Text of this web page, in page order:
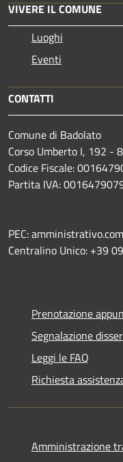
VIVERE IL COMUNE
Luoghi
Eventi
CONTATTI
Comune di Badolato
Corso Umberto I, 192 -
Codice Fiscale:
Partita IVA:
PEC:
Centralino Unico: +39
Prenotazione
Segnalazione
Leggi le FAQ
Richiesta
Amministrazione